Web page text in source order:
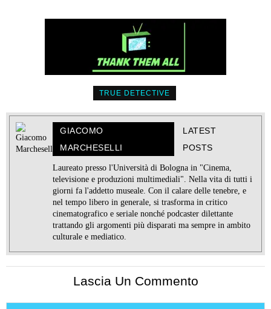
TRUE DETECTIVE
GIACOMO
MARCHESELLI
LATEST
POSTS
Laureato presso l'Università di Bologna in "Cinema,
televisione e produzioni multimediali". Nella vita di tutti i
giorni fa l'addetto museale. Con il calare delle tenebre, e
nel tempo libero in generale, si trasforma in critico
cinematografico e seriale nonché podcaster dilettante
trattando gli argomenti più disparati ma sempre in ambito
culturale e mediatico.
Lascia Un Commento